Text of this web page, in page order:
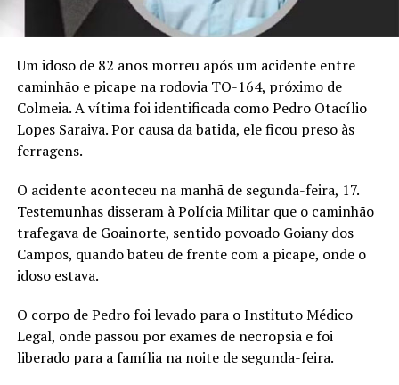
Um idoso de 82 anos morreu após um acidente entre
caminhão e picape na rodovia TO-164, próximo de
Colmeia. A vítima foi identificada como Pedro Otacílio
Lopes Saraiva. Por causa da batida, ele ficou preso às
ferragens.
O acidente aconteceu na manhã de segunda-feira, 17.
Testemunhas disseram à Polícia Militar que o caminhão
trafegava de Goainorte, sentido povoado Goiany dos
Campos, quando bateu de frente com a picape, onde o
idoso estava.
O corpo de Pedro foi levado para o Instituto Médico
Legal, onde passou por exames de necropsia e foi
liberado para a família na noite de segunda-feira.